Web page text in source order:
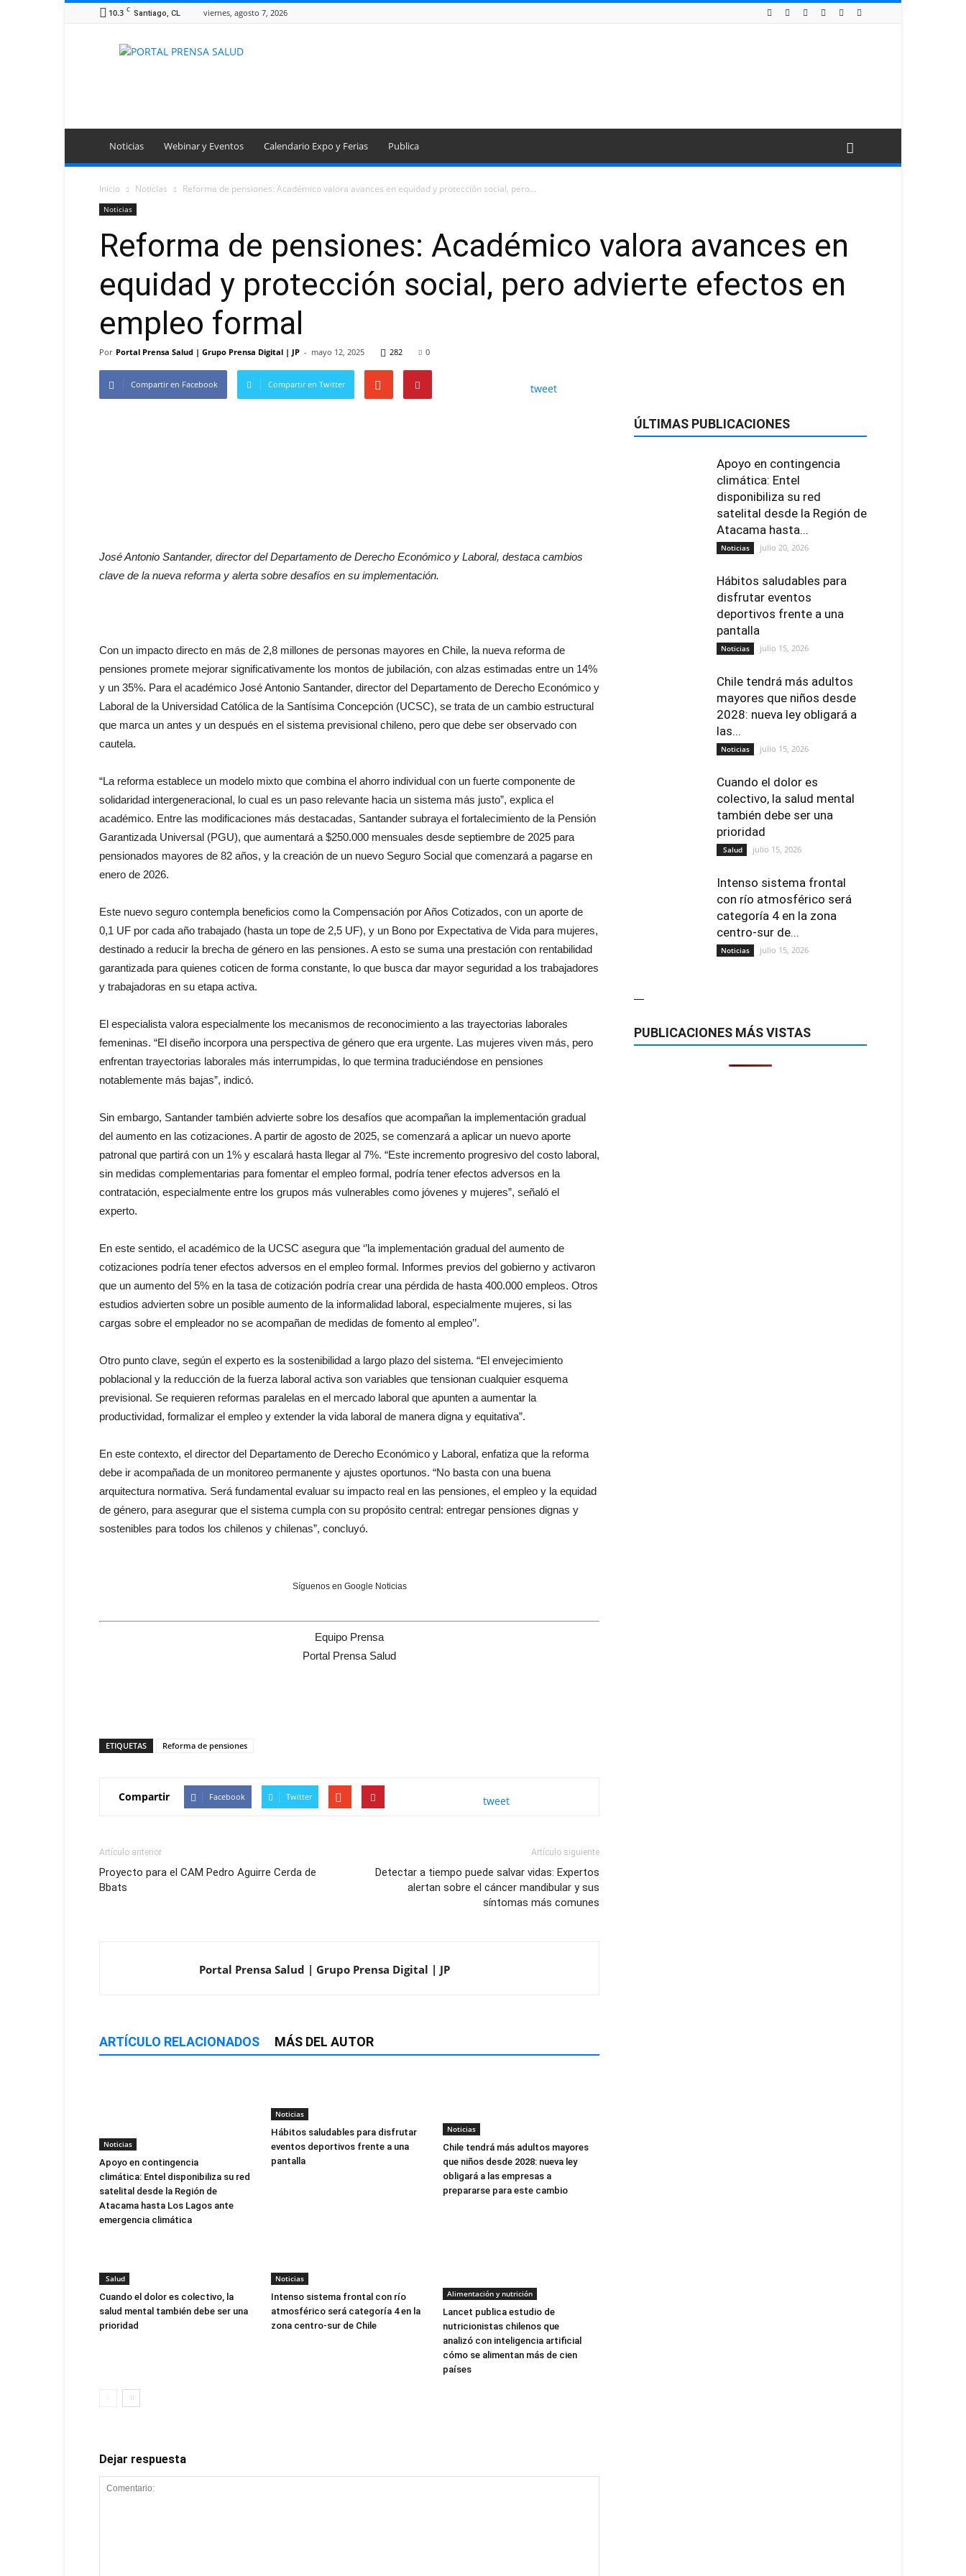
10.3 C Santiago, CL viernes, agosto 7, 2026
Portal
Noticias Webinar y Eventos Calendario Expo y Ferias Publica
Inicio Noticias Reforma de pensiones: Académico valora avances en equidad y protección social, pero...
Noticias
Reforma de pensiones: Académico valora avances en
equidad y protección social, pero advierte efectos en
empleo formal
Por Portal Prensa Salud | Grupo Prensa Digital | JP - mayo 12, 2025 282 0
Compartir en Facebook Compartir en Twitter tweet
José Antonio Santander, director del Departamento de Derecho Económico y Laboral, destaca cambios
clave de la nueva reforma y alerta sobre desafíos en su implementación.
Con un impacto directo en más de 2,8 millones de personas mayores en Chile, la nueva reforma de
pensiones promete mejorar significativamente los montos de jubilación, con alzas estimadas entre un 14%
y un 35%. Para el académico José Antonio Santander, director del Departamento de Derecho Económico y
Laboral de la Universidad Católica de la Santísima Concepción (UCSC), se trata de un cambio estructural
que marca un antes y un después en el sistema previsional chileno, pero que debe ser observado con
cautela.
“La reforma establece un modelo mixto que combina el ahorro individual con un fuerte componente de
solidaridad intergeneracional, lo cual es un paso relevante hacia un sistema más justo”, explica el
académico. Entre las modificaciones más destacadas, Santander subraya el fortalecimiento de la Pensión
Garantizada Universal (PGU), que aumentará a $250.000 mensuales desde septiembre de 2025 para
pensionados mayores de 82 años, y la creación de un nuevo Seguro Social que comenzará a pagarse en
enero de 2026.
Este nuevo seguro contempla beneficios como la Compensación por Años Cotizados, con un aporte de
0,1 UF por cada año trabajado (hasta un tope de 2,5 UF), y un Bono por Expectativa de Vida para mujeres,
destinado a reducir la brecha de género en las pensiones. A esto se suma una prestación con rentabilidad
garantizada para quienes coticen de forma constante, lo que busca dar mayor seguridad a los trabajadores
y trabajadoras en su etapa activa.
El especialista valora especialmente los mecanismos de reconocimiento a las trayectorias laborales
femeninas. “El diseño incorpora una perspectiva de género que era urgente. Las mujeres viven más, pero
enfrentan trayectorias laborales más interrumpidas, lo que termina traduciéndose en pensiones
notablemente más bajas”, indicó.
Sin embargo, Santander también advierte sobre los desafíos que acompañan la implementación gradual
del aumento en las cotizaciones. A partir de agosto de 2025, se comenzará a aplicar un nuevo aporte
patronal que partirá con un 1% y escalará hasta llegar al 7%. “Este incremento progresivo del costo laboral,
sin medidas complementarias para fomentar el empleo formal, podría tener efectos adversos en la
contratación, especialmente entre los grupos más vulnerables como jóvenes y mujeres”, señaló el
experto.
En este sentido, el académico de la UCSC asegura que ‘’la implementación gradual del aumento de
cotizaciones podría tener efectos adversos en el empleo formal. Informes previos del gobierno y activaron
que un aumento del 5% en la tasa de cotización podría crear una pérdida de hasta 400.000 empleos. Otros
estudios advierten sobre un posible aumento de la informalidad laboral, especialmente mujeres, si las
cargas sobre el empleador no se acompañan de medidas de fomento al empleo’’.
Otro punto clave, según el experto es la sostenibilidad a largo plazo del sistema. “El envejecimiento
poblacional y la reducción de la fuerza laboral activa son variables que tensionan cualquier esquema
previsional. Se requieren reformas paralelas en el mercado laboral que apunten a aumentar la
productividad, formalizar el empleo y extender la vida laboral de manera digna y equitativa”.
En este contexto, el director del Departamento de Derecho Económico y Laboral, enfatiza que la reforma
debe ir acompañada de un monitoreo permanente y ajustes oportunos. “No basta con una buena
arquitectura normativa. Será fundamental evaluar su impacto real en las pensiones, el empleo y la equidad
de género, para asegurar que el sistema cumpla con su propósito central: entregar pensiones dignas y
sostenibles para todos los chilenos y chilenas”, concluyó.
Síguenos en Google Noticias
Equipo Prensa
Portal Prensa Salud
ETIQUETAS Reforma de pensiones
Compartir Facebook Twitter tweet
Artículo anterior
Proyecto para el CAM Pedro Aguirre Cerda de
Bbats
Artículo siguiente
Detectar a tiempo puede salvar vidas: Expertos
alertan sobre el cáncer mandibular y sus
síntomas más comunes
Portal Prensa Salud | Grupo Prensa Digital | JP
ARTÍCULO RELACIONADOS MÁS DEL AUTOR
Noticias
Apoyo en contingencia
climática: Entel disponibiliza su red
satelital desde la Región de
Atacama hasta Los Lagos ante
emergencia climática
Noticias
Hábitos saludables para disfrutar
eventos deportivos frente a una
pantalla
Noticias
Chile tendrá más adultos mayores
que niños desde 2028: nueva ley
obligará a las empresas a
prepararse para este cambio
Salud
Cuando el dolor es colectivo, la
salud mental también debe ser una
prioridad
Noticias
Intenso sistema frontal con río
atmosférico será categoría 4 en la
zona centro-sur de Chile
Alimentación y nutrición
Lancet publica estudio de
nutricionistas chilenos que
analizó con inteligencia artificial
cómo se alimentan más de cien
países
Dejar respuesta
ÚLTIMAS PUBLICACIONES
Apoyo en contingencia
climática: Entel
disponibiliza su red
satelital desde la Región de
Atacama hasta...
Noticias julio 20, 2026
Hábitos saludables para
disfrutar eventos
deportivos frente a una
pantalla
Noticias julio 15, 2026
Chile tendrá más adultos
mayores que niños desde
2028: nueva ley obligará a
las...
Noticias julio 15, 2026
Cuando el dolor es
colectivo, la salud mental
también debe ser una
prioridad
Salud julio 15, 2026
Intenso sistema frontal
con río atmosférico será
categoría 4 en la zona
centro-sur de...
Noticias julio 15, 2026
—
PUBLICACIONES MÁS VISTAS